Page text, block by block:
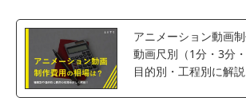
アニメーション動画
動画尺別（1分・3分
目的別・工程別に解説